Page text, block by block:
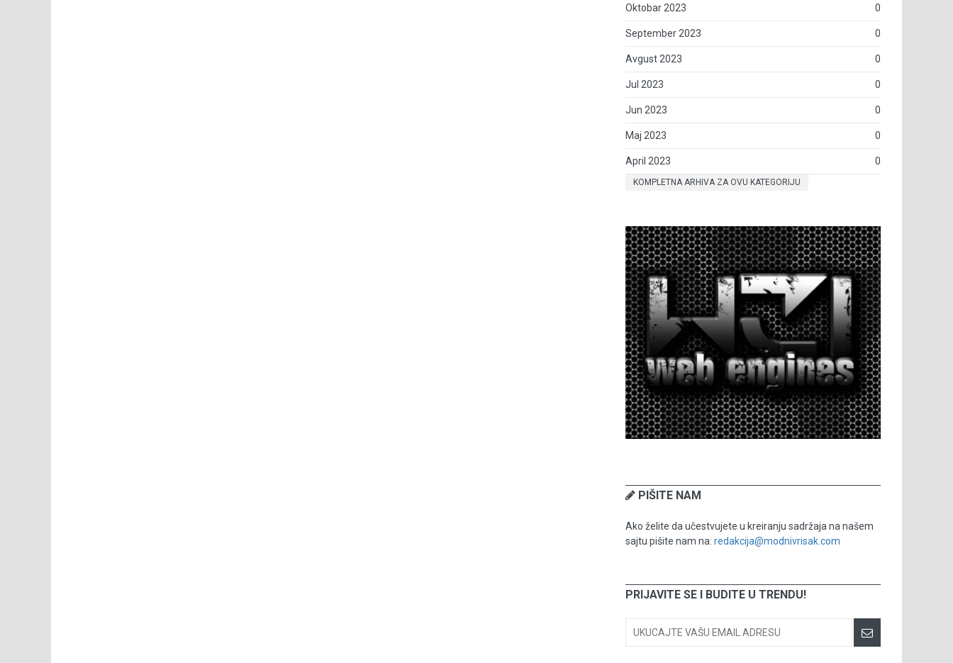
Oktobar 2023 0
September 2023 0
Avgust 2023 0
Jul 2023 0
Jun 2023 0
Maj 2023 0
April 2023 0
KOMPLETNA ARHIVA ZA OVU KATEGORIJU
PIŠITE NAM
Ako želite da učestvujete u kreiranju sadržaja na našem
sajtu pišite nam na: redakcija@modnivrisak.com
PRIJAVITE SE I BUDITE U TRENDU!